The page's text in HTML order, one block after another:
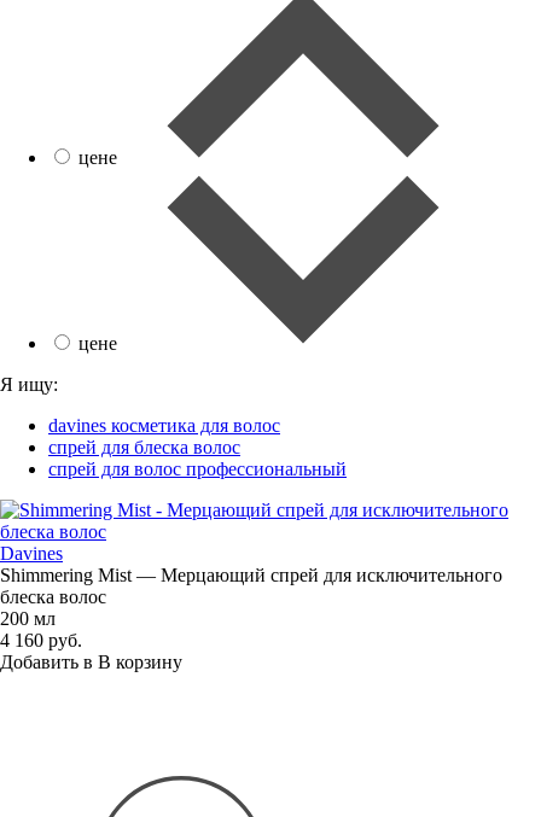
цене
цене
Я ищу:
davines косметика для волос
спрей для блеска волос
спрей для волос профессиональный
Davines
Shimmering Mist — Мерцающий спрей для исключительного
блеска волос
200 мл
4 160 руб.
Добавить в В корзину